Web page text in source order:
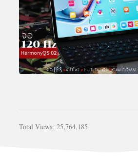
Total Views: 25,764,185